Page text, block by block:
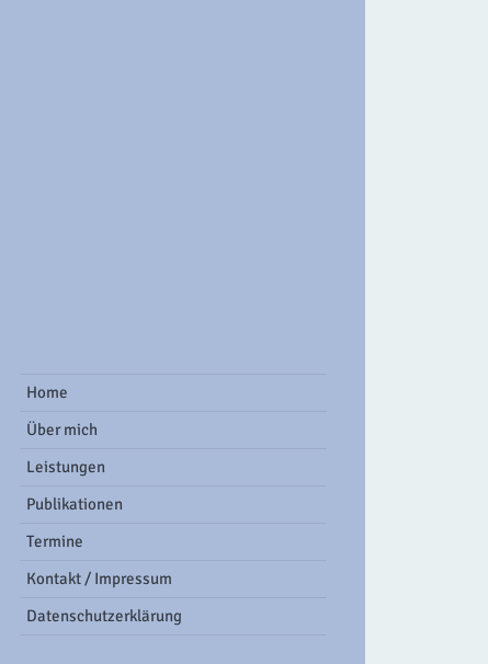
Group
Home
Über mich
Leistungen
Publikationen
Termine
Kontakt / Impressum
Datenschutzerklärung